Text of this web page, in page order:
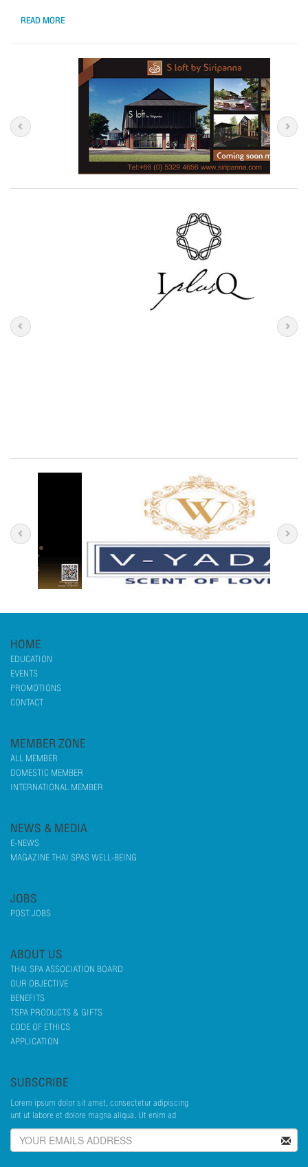
READ MORE
HOME
EDUCATION
EVENTS
PROMOTIONS
CONTACT
MEMBER ZONE
ALL MEMBER
DOMESTIC MEMBER
INTERNATIONAL MEMBER
NEWS & MEDIA
E-NEWS
MAGAZINE THAI SPAS WELL-BEING
JOBS
POST JOBS
ABOUT US
THAI SPA ASSOCIATION BOARD
OUR OBJECTIVE
BENEFITS
TSPA PRODUCTS & GIFTS
CODE OF ETHICS
APPLICATION
SUBSCRIBE
Lorem ipsum dolor sit amet, consectetur adipiscing
unt ut labore et dolore magna aliqua. Ut enim ad